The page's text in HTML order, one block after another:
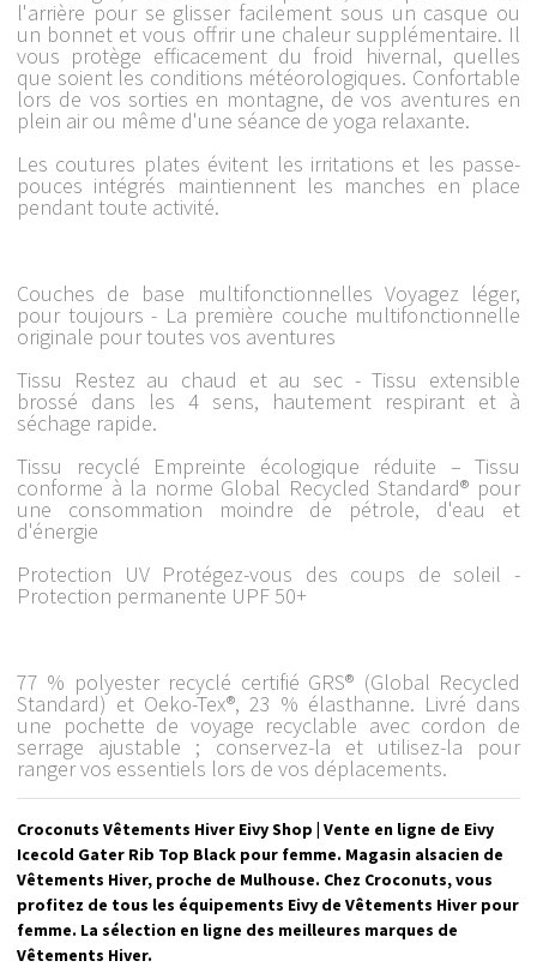
l'arrière pour se glisser facilement sous un casque ou
un bonnet et vous offrir une chaleur supplémentaire. Il
vous protège efficacement du froid hivernal, quelles
que soient les conditions météorologiques. Confortable
lors de vos sorties en montagne, de vos aventures en
plein air ou même d'une séance de yoga relaxante.
Les coutures plates évitent les irritations et les passe-
pouces intégrés maintiennent les manches en place
pendant toute activité.
Couches de base multifonctionnelles Voyagez léger,
pour toujours - La première couche multifonctionnelle
originale pour toutes vos aventures
Tissu Restez au chaud et au sec - Tissu extensible
brossé dans les 4 sens, hautement respirant et à
séchage rapide.
Tissu recyclé Empreinte écologique réduite – Tissu
conforme à la norme Global Recycled Standard® pour
une consommation moindre de pétrole, d'eau et
d'énergie
Protection UV Protégez-vous des coups de soleil -
Protection permanente UPF 50+
77 % polyester recyclé certifié GRS® (Global Recycled
Standard) et Oeko-Tex®, 23 % élasthanne. Livré dans
une pochette de voyage recyclable avec cordon de
serrage ajustable ; conservez-la et utilisez-la pour
ranger vos essentiels lors de vos déplacements.
Croconuts Vêtements Hiver Eivy Shop | Vente en ligne de Eivy
Icecold Gater Rib Top Black pour femme. Magasin alsacien de
Vêtements Hiver, proche de Mulhouse. Chez Croconuts, vous
profitez de tous les équipements Eivy de Vêtements Hiver pour
femme. La sélection en ligne des meilleures marques de
Vêtements Hiver.